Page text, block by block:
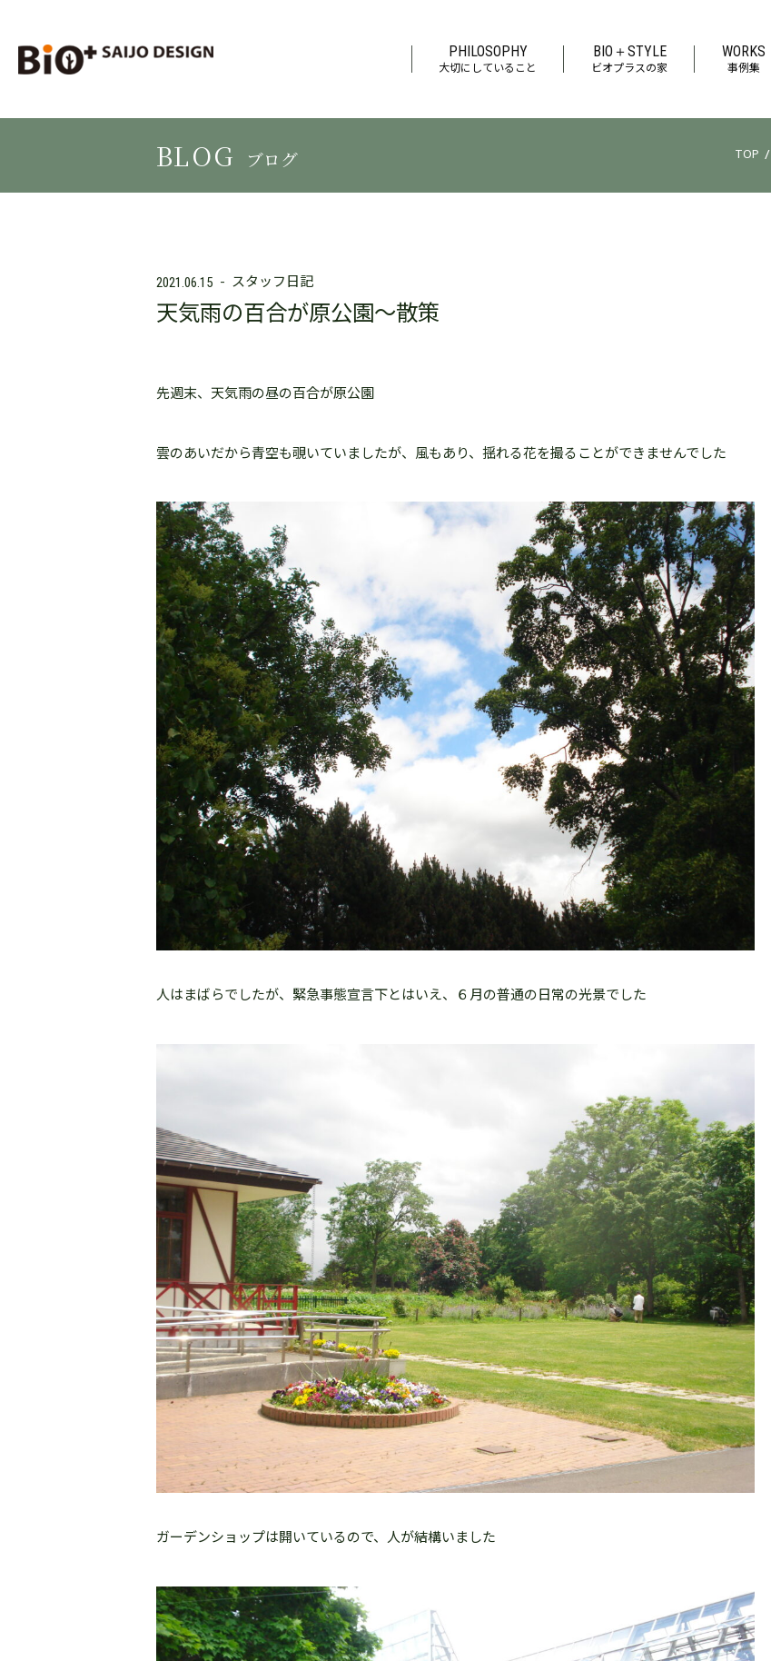
PHILOSOPHY
大切にしていること
BIO＋STYLE
ビオプラスの家
WORKS
事例集
BLOG ブログ TOP /
2021.06.15 スタッフ日記
天気雨の百合が原公園～散策
先週末、天気雨の昼の百合が原公園
雲のあいだから青空も覗いていましたが、風もあり、揺れる花を撮ることができませんでした
人はまばらでしたが、緊急事態宣言下とはいえ、６月の普通の日常の光景でした
ガーデンショップは開いているので、人が結構いました